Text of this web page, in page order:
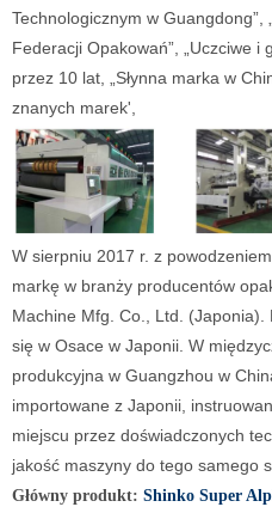
Technologicznym w
Federacji Opakowań”, „Uczciwe
przez 10 lat, „Słynna marka w
znanych marek',
W sierpniu 2017 r. z
markę w branży producentów
Machine Mfg. Co., Ltd.
się w Osace w Japonii. W
produkcyjna w Guangzhou w
importowane z Japonii,
miejscu przez doświadczonych
jakość maszyny do tego samego
Główny produkt: Shinko Super